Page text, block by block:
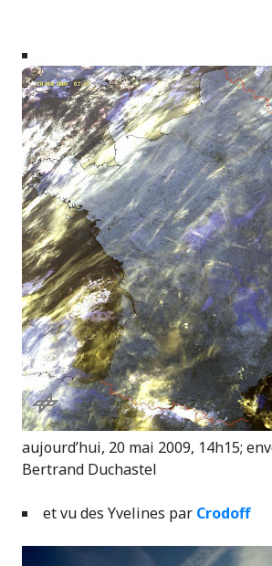
aujourd’hui, 20 mai 2009, 14h15;
Bertrand Duchastel
et vu des Yvelines par Crodoff